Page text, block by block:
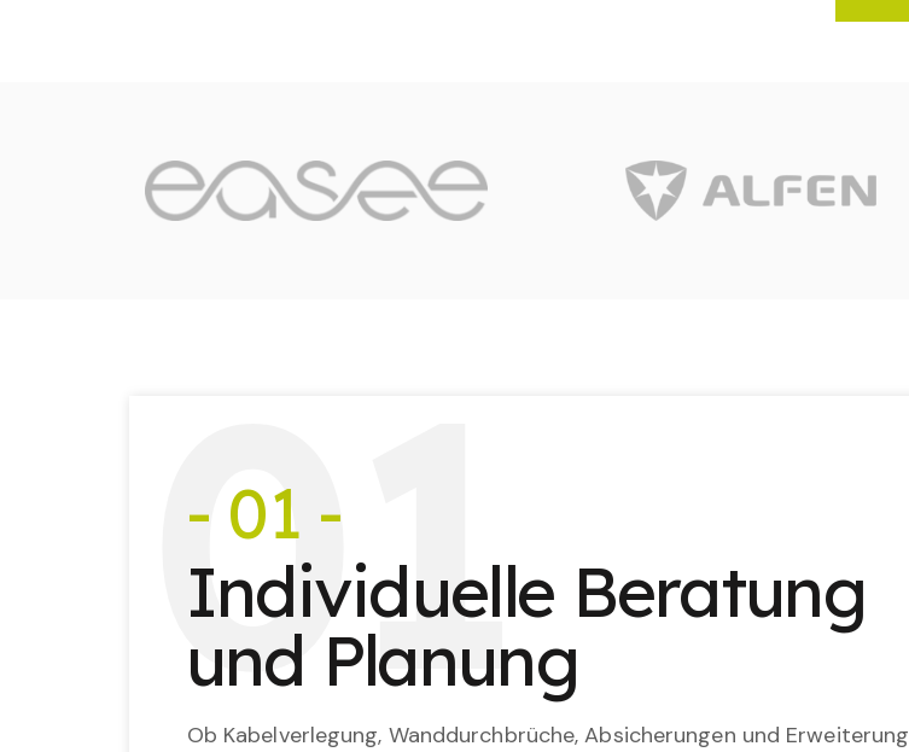
01
- 01 -
Individuelle Beratung
und Planung
Ob Kabelverlegung, Wanddurchbrüche, Absicherungen und Erweiterung